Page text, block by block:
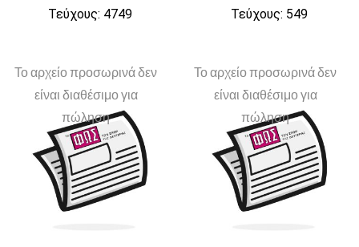
Τεύχους: 4749
Τεύχους: 549
Το αρχείο προσωρινά δεν
είναι διαθέσιμο για
πώληση
Το αρχείο προσωρινά δεν
είναι διαθέσιμο για
πώληση